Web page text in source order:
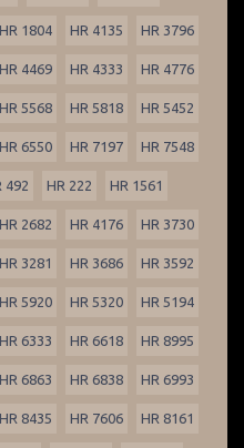
HR 1804 HR 4135 HR 3796
HR 4469 HR 4333 HR 4776
HR 5568 HR 5818 HR 5452
HR 6550 HR 7197 HR 7548
492 HR 222 HR 1561
HR 2682 HR 4176 HR 3730
HR 3281 HR 3686 HR 3592
HR 5920 HR 5320 HR 5194
HR 6333 HR 6618 HR 8995
HR 6863 HR 6838 HR 6993
HR 8435 HR 7606 HR 8161